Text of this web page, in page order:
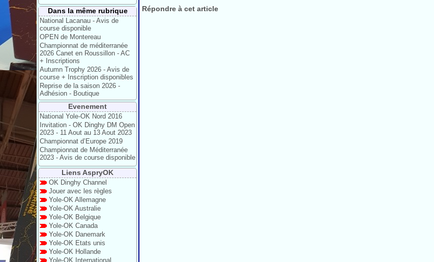
Dans la même rubrique
National Lacanau - Avis de
course disponible
OPEN de Montereau
Championnat de méditerranée
2026 Canet en Roussillon - AC
+ Inscriptions
Autumn Trophy 2026 - Avis de
course + Inscription disponibles
Reprise de la saison 2026 -
Adhésion - Boutique
Evenement
National Yole-OK Nord 2016
Invitation - OK Dinghy DM Open
2023 - 11 Aout au 13 Aout 2023
Championnat d’Europe 2019
Championnat de Méditerranée
2023 - Avis de course disponible
Liens AspryOK
OK Dinghy Channel
Jouer avec les règles
Yole-OK Allemagne
Yole-OK Australie
Yole-OK Belgique
Yole-OK Canada
Yole-OK Danemark
Yole-OK Etats unis
Yole-OK Hollande
Yole-OK International
Répondre à cet article